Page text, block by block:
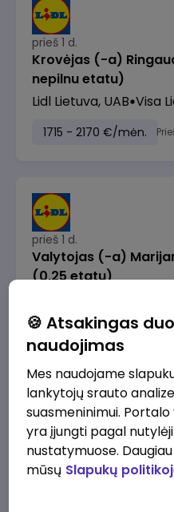
prieš 1 d.
Krovėjas (-a)
nepilnu etatu)
Lidl Lietuva, UAB Visa
1715 - 2170 €/mėn.
prieš 1 d.
Valytojas (-a)
(0,25 etatu)
289 - 337 €/mėn.
prieš 1 d.
Talent Development
term - 1.5 years)
🍪 Atsakingas
naudojimas
Mes naudojame
lankytojų srauto
suasmeninimui.
yra įjungti pagal
nustatymuose.
mūsų Slapukų